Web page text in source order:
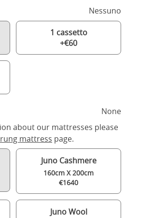
Nessuno
1 cassetto
+€60
None
about our mattresses please
mattress page.
Juno Cashmere
160cm X 200cm
€1640
Juno Wool